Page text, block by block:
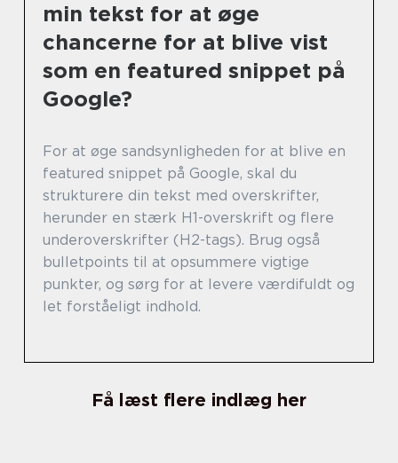
min tekst for at øge
chancerne for at blive vist
som en featured snippet på
Google?
For at øge sandsynligheden for at blive en
featured snippet på Google, skal du
strukturere din tekst med overskrifter,
herunder en stærk H1-overskrift og flere
underoverskrifter (H2-tags). Brug også
bulletpoints til at opsummere vigtige
punkter, og sørg for at levere værdifuldt og
let forståeligt indhold.
Få læst flere indlæg her